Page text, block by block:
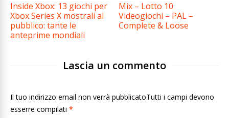
Inside Xbox: 13 giochi per
Xbox Series X mostrali al
pubblico: tante le
anteprime mondiali
Mix – Lotto 10
Videogiochi – PAL –
Complete & Loose
Lascia un commento
Il tuo indirizzo email non verrà pubblicatoTutti i campi devono
esserre compilati *